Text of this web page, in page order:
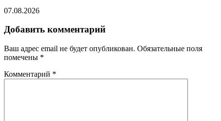
07.08.2026
Добавить комментарий
Ваш адрес email не будет опубликован. Обязательные поля
помечены *
Комментарий *